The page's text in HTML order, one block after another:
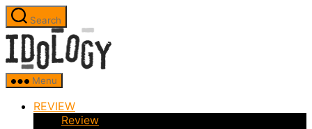
Skip
to
the
content
Search
Menu
REVIEW
Review